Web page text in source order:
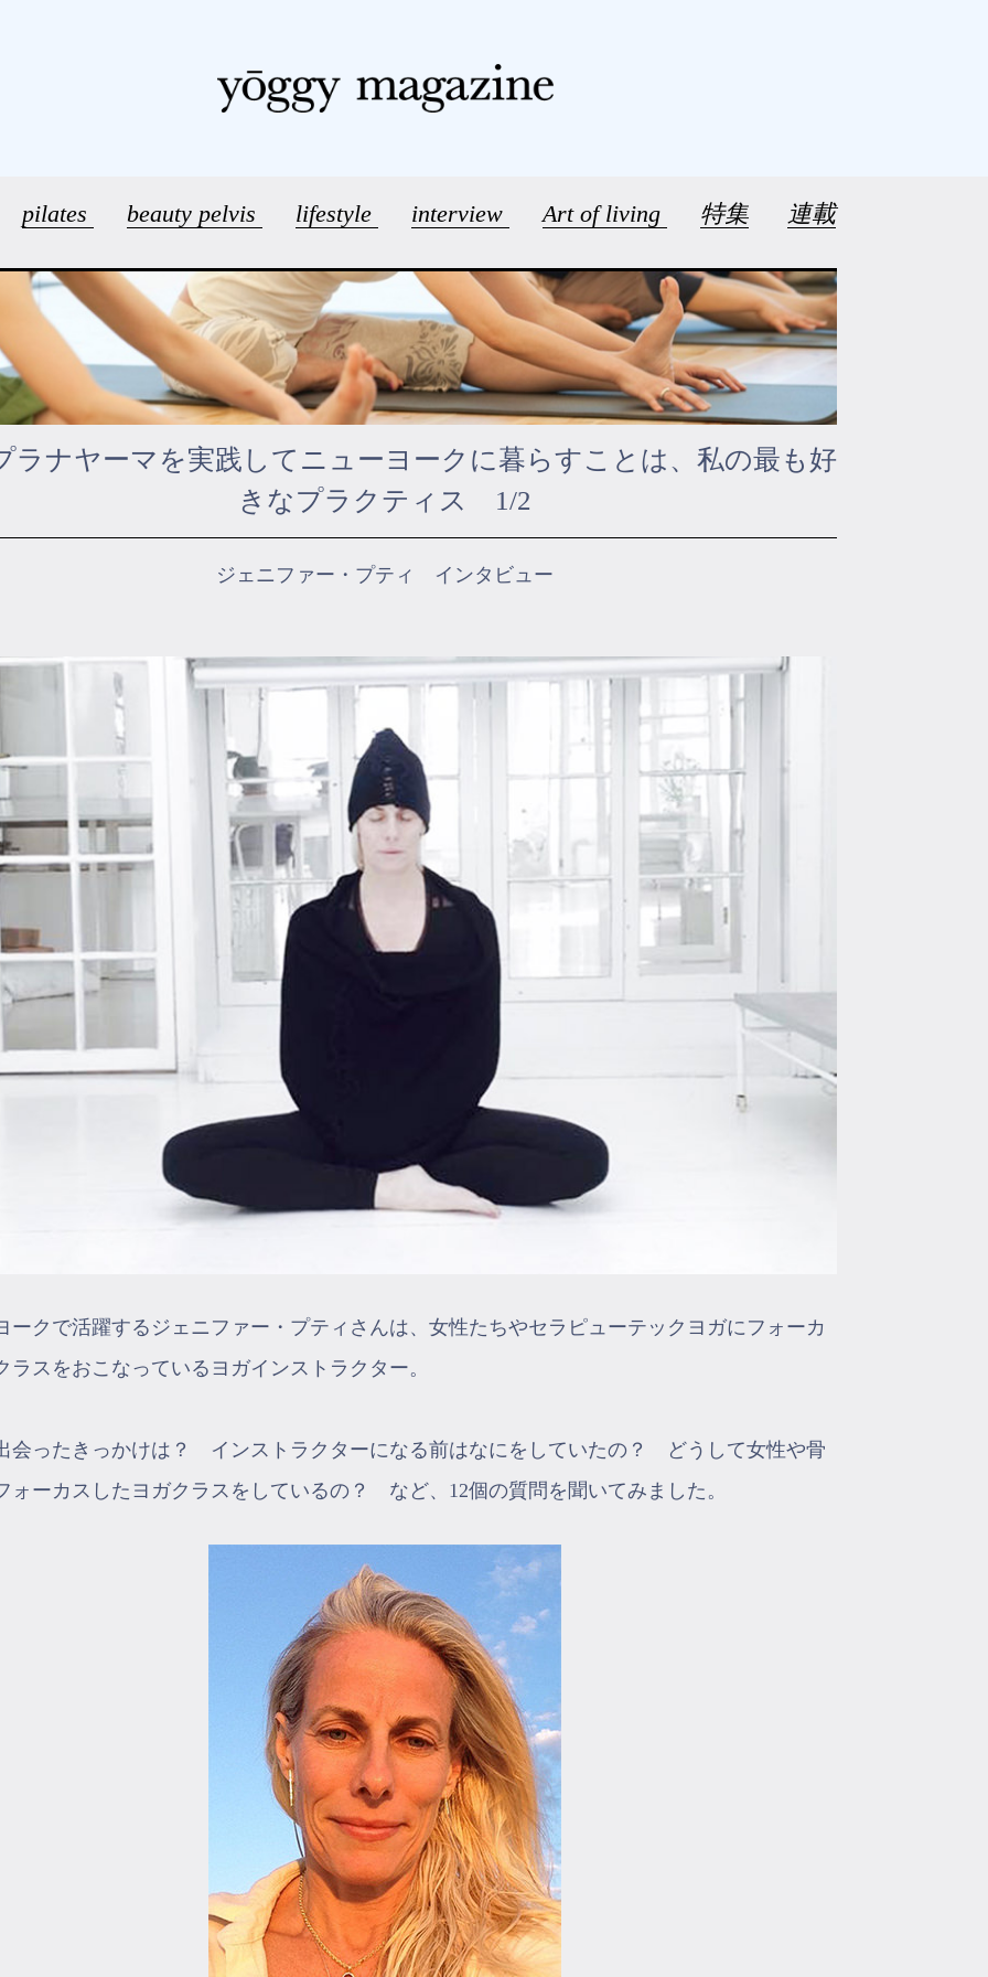
pilates beauty pelvis lifestyle interview Art of living 特集 連載
ラナヤーマを実践してニューヨークに暮らすことは、私の最も好
きなプラクティス 1/2
ジェニファー・プティ インタビュー
ークで活躍するジェニファー・プティさんは、女性たちやセラピューテックヨガにフォーカ
ラスをおこなっているヨガインストラクター。
会ったきっかけは？ インストラクターになる前はなにをしていたの？ どうして女性や骨
ォーカスしたヨガクラスをしているの？ など、12個の質問を聞いてみました。